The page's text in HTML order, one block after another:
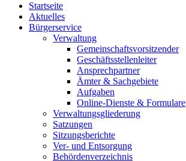
Startseite
Aktuelles
Bürgerservice
Verwaltung
Gemeinschaftsvorsitzender
Geschäftsstellenleiter
Ansprechpartner
Ämter & Sachgebiete
Aufgaben
Online-Dienste & Formulare
Verwaltungsgliederung
Satzungen
Sitzungsberichte
Ver- und Entsorgung
Behördenverzeichnis